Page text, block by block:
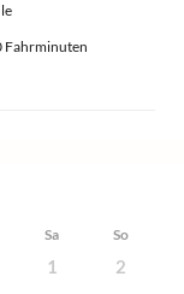
Fahrminuten
Sa So
1
2